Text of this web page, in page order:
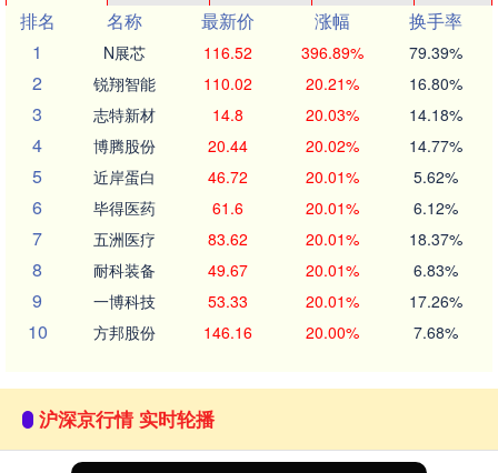
排名
名称 最新价 涨幅
换手率
1
N展芯 116.52 396.89% 79.39%
2 锐翔智能 110.02 20.21% 16.80%
3 志特新材 14.8 20.03% 14.18%
4 博腾股份 20.44 20.02% 14.77%
5 近岸蛋白 46.72 20.01% 5.62%
6 毕得医药 61.6 20.01% 6.12%
7 五洲医疗 83.62 20.01% 18.37%
8 耐科装备 49.67 20.01% 6.83%
9 一博科技 53.33 20.01% 17.26%
10 方邦股份 146.16 20.00% 7.68%
沪深京行情 实时轮播